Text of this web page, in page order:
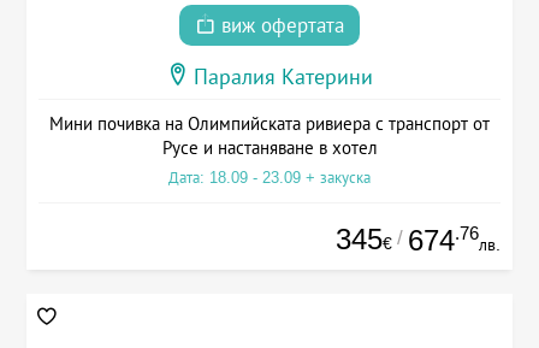
виж офертата
Паралия Катерини
Мини почивка на Олимпийската ривиера с транспорт от
Русе и настаняване в хотел
Дата: 18.09 - 23.09 + закуска
345€ / 674.76
лв.